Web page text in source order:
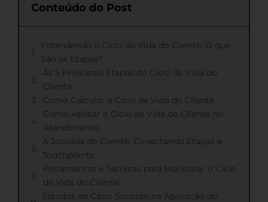
Conteúdo do Post
Entendendo o Ciclo de Vida do Cliente: O que
São as Etapas?
As 5 Principais Etapas do Ciclo de Vida do
Cliente
Como Calcular o Ciclo de Vida do Cliente
Como Aplicar o Ciclo de Vida do Cliente no
Atendimento
A Jornada do Cliente: Conectando Etapas e
Touchpoints
Ferramentas e Técnicas para Monitorar o Ciclo
de Vida do Cliente
Estudos de Caso: Sucesso na Aplicação do